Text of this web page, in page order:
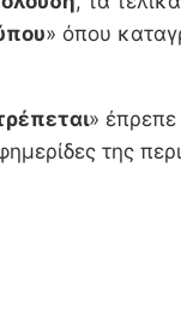
» όπου
» έπρεπε
της